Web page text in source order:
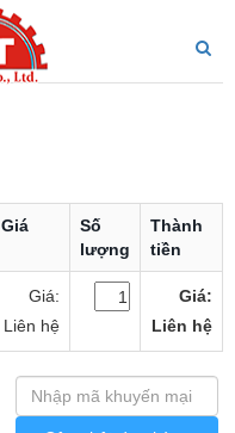
Giá
Số
lượng
Thành
tiền
Giá:
Liên hệ
Giá:
Liên hệ